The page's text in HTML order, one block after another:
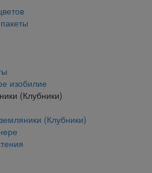
изобилие
(Клубники)
(Клубники)